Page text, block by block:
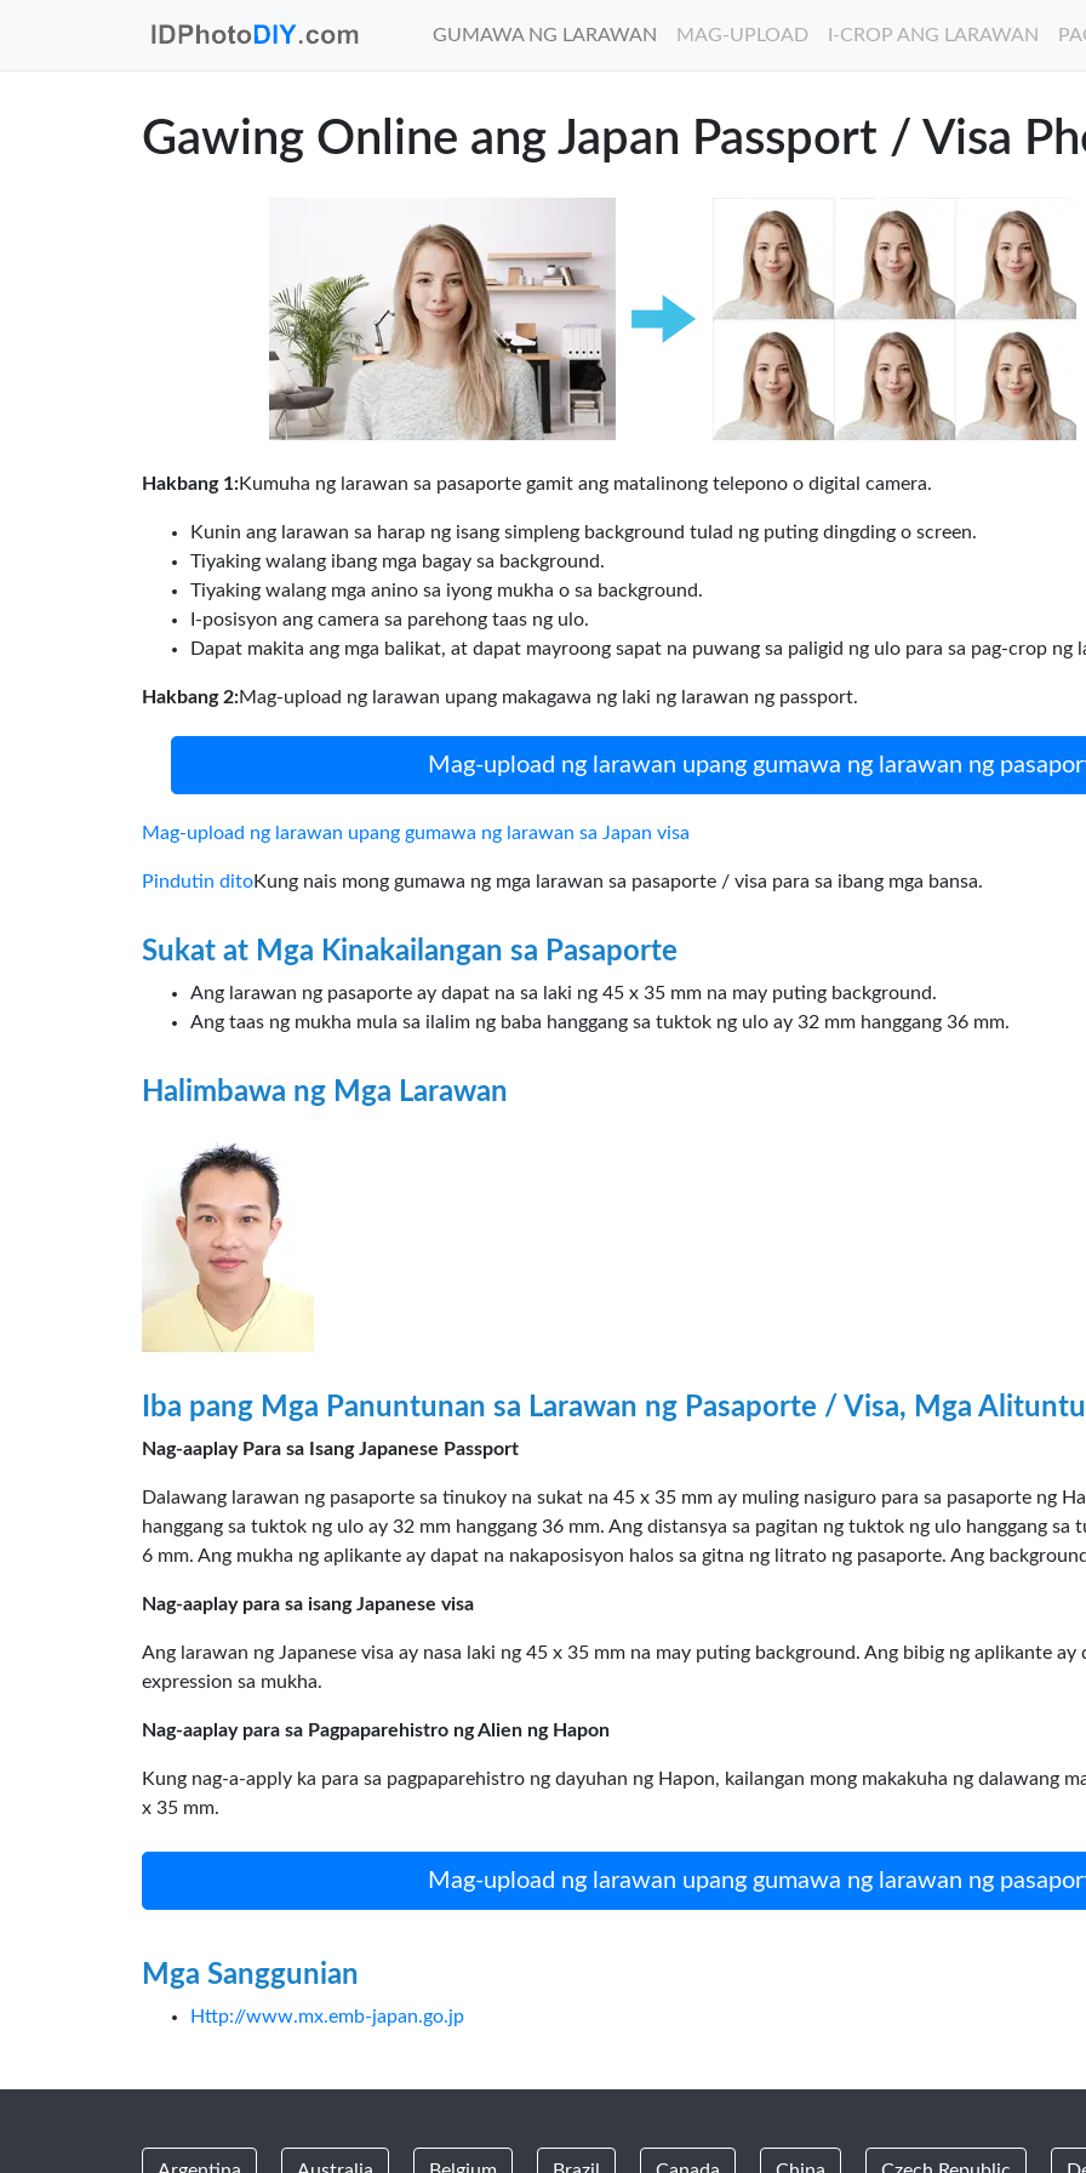
GUMAWA NG LARAWAN MAG-UPLOAD I-CROP ANG LARAWAN
Gawing Online ang Japan Passport / Visa
Hakbang 1:Kumuha ng larawan sa pasaporte gamit ang matalinong telepono o digital camera.
Kunin ang larawan sa harap ng isang simpleng background tulad ng puting dingding o screen.
Tiyaking walang ibang mga bagay sa background.
Tiyaking walang mga anino sa iyong mukha o sa background.
I-posisyon ang camera sa parehong taas ng ulo.
Dapat makita ang mga balikat, at dapat mayroong sapat na puwang sa paligid ng ulo para sa pag-crop ng
Hakbang 2:Mag-upload ng larawan upang makagawa ng laki ng larawan ng passport.
Mag-upload ng larawan upang gumawa ng larawan ng
Mag-upload ng larawan upang gumawa ng larawan sa Japan visa
Pindutin ditoKung nais mong gumawa ng mga larawan sa pasaporte / visa para sa ibang mga bansa.
Sukat at Mga Kinakailangan sa Pasaporte
Ang larawan ng pasaporte ay dapat na sa laki ng 45 x 35 mm na may puting background.
Ang taas ng mukha mula sa ilalim ng baba hanggang sa tuktok ng ulo ay 32 mm hanggang 36 mm.
Halimbawa ng Mga Larawan
Iba pang Mga Panuntunan sa Larawan ng Pasaporte / Visa, Mga
Nag-aaplay Para sa Isang Japanese Passport
Dalawang larawan ng pasaporte sa tinukoy na sukat na 45 x 35 mm ay muling nasiguro para sa pasaporte ng
hanggang sa tuktok ng ulo ay 32 mm hanggang 36 mm. Ang distansya sa pagitan ng tuktok ng ulo hanggang sa
6 mm. Ang mukha ng aplikante ay dapat na nakaposisyon halos sa gitna ng litrato ng pasaporte. Ang
Nag-aaplay para sa isang Japanese visa
Ang larawan ng Japanese visa ay nasa laki ng 45 x 35 mm na may puting background. Ang bibig ng aplikante
expression sa mukha.
Nag-aaplay para sa Pagpaparehistro ng Alien ng Hapon
Kung nag-a-apply ka para sa pagpaparehistro ng dayuhan ng Hapon, kailangan mong makakuha ng dalawang
x 35 mm.
Mag-upload ng larawan upang gumawa ng larawan ng
Mga Sanggunian
Http://www.mx.emb-japan.go.jp